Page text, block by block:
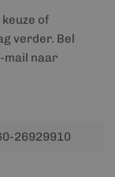
of
verder. Bel
mail naar
26929910